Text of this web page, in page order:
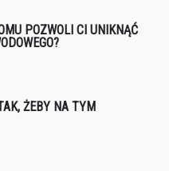
POZWOLI CI UNIKNĄĆ
ŻEBY NA TYM